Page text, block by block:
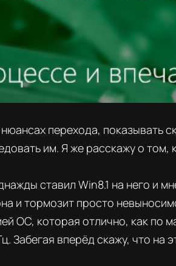
перехода, показывать
им. Я же расскажу о том,
ставил Win8.1 на него и
и тормозит просто
ОС, которая отлично, как по
Забегая вперёд скажу, что